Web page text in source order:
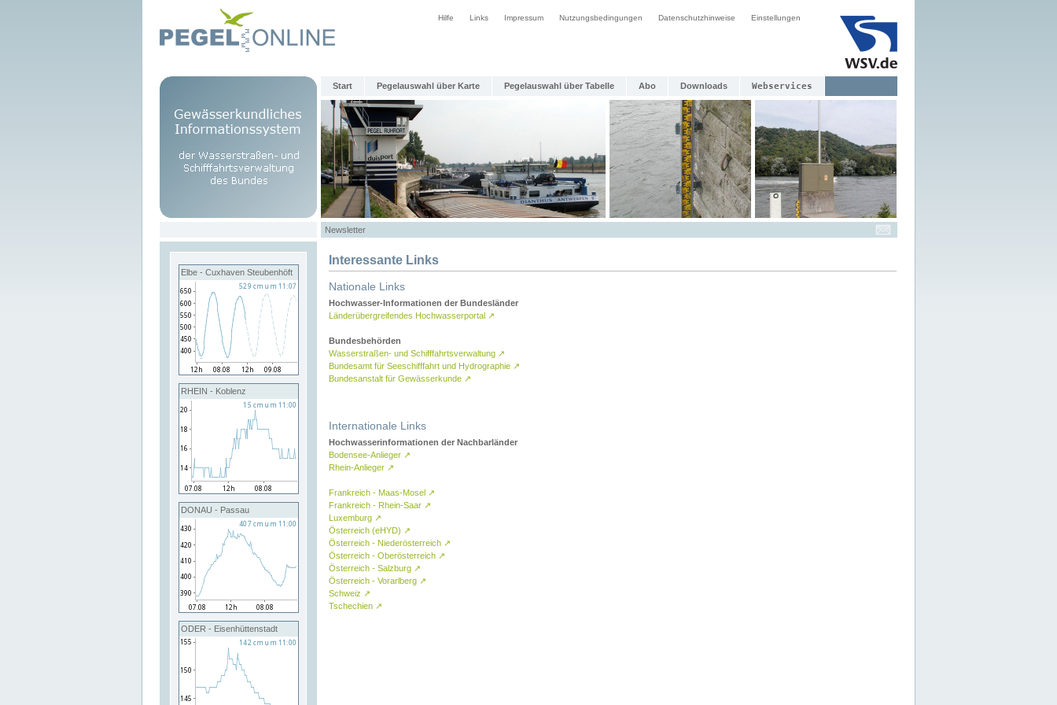
Hilfe Links Impressum Nutzungsbedingungen Datenschutzhinweise Einstellungen
Start Pegelauswahl über Karte Pegelauswahl über Tabelle Abo Downloads Webservices
Newsletter
Elbe - Cuxhaven Steubenhöft
RHEIN - Koblenz
DONAU - Passau
ODER - Eisenhüttenstadt
Interessante Links
Nationale Links
Hochwasser-Informationen der Bundesländer
Länderübergreifendes Hochwasserportal ↗
Bundesbehörden
Wasserstraßen- und Schifffahrtsverwaltung ↗
Bundesamt für Seeschifffahrt und Hydrographie ↗
Bundesanstalt für Gewässerkunde ↗
Internationale Links
Hochwasserinformationen der Nachbarländer
Bodensee-Anlieger ↗
Rhein-Anlieger ↗
Frankreich - Maas-Mosel ↗
Frankreich - Rhein-Saar ↗
Luxemburg ↗
Österreich (eHYD) ↗
Österreich - Niederösterreich ↗
Österreich - Oberösterreich ↗
Österreich - Salzburg ↗
Österreich - Vorarlberg ↗
Schweiz ↗
Tschechien ↗